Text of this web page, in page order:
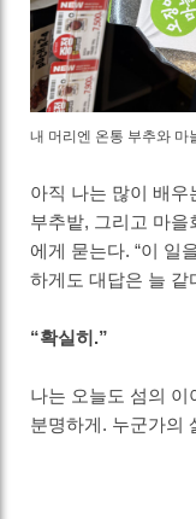
내 머리엔 온통 부추와 마
아직 나는 많이 배우
부추밭, 그리고 마
에게 묻는다. “이 일
하게도 대답은 늘 같
“확실히.”
나는 오늘도 섬의
분명하게. 누군가의